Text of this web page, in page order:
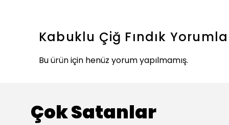
Kabuklu Çiğ Fındık
Bu ürün için henüz yorum yapılmamış.
Çok Satanlar